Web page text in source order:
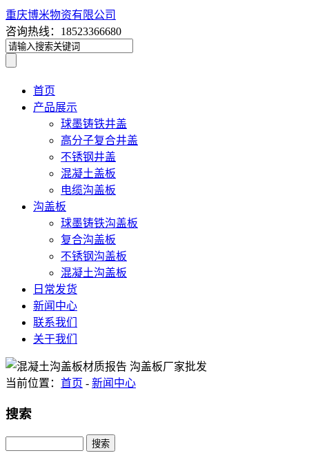
重庆博米物资有限公司
咨询热线：18523366680
首页
产品展示
球墨铸铁井盖
高分子复合井盖
不锈钢井盖
混凝土盖板
电缆沟盖板
沟盖板
球墨铸铁沟盖板
复合沟盖板
不锈钢沟盖板
混凝土沟盖板
日常发货
新闻中心
联系我们
关于我们
当前位置： 首页 - 新闻中心
搜索
Search